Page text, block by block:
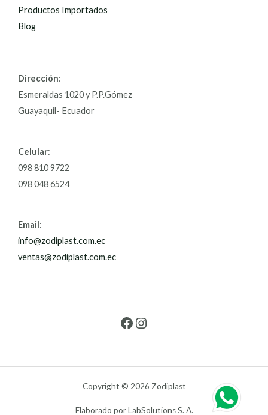
Productos Importados
Blog
Dirección:
Esmeraldas 1020 y P.P.Gómez
Guayaquil- Ecuador
Celular:
098 810 9722
098 048 6524
Email:
info@zodiplast.com.ec
ventas@zodiplast.com.ec
Copyright © 2026 Zodiplast
Elaborado por LabSolutions S. A.